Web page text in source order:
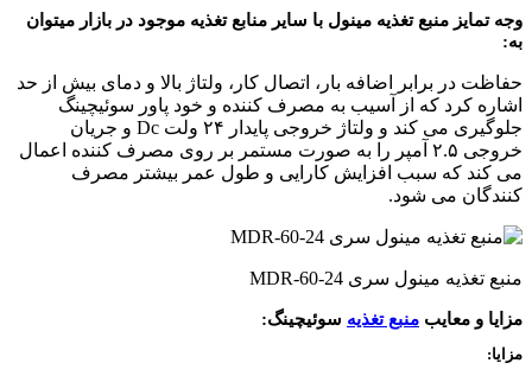
وجه تمایز منبع تغذیه مینول با سایر منابع تغذیه موجود در بازار میتوان
به:
حفاظت در برابر اضافه بار، اتصال کار، ولتاژ بالا و دمای بیش از حد
اشاره کرد که از آسیب به مصرف کننده و خود پاور سوئیچینگ
جلوگیری می کند و ولتاژ خروجی پایدار ۲۴ ولت Dc و جریان
خروجی ۲.۵ آمپر را به صورت مستمر بر روی مصرف کننده اعمال
می کند که سبب افزایش کارایی و طول عمر بیشتر مصرف
کنندگان می شود.
منبع تغذیه مینول سری MDR-60-24
مزایا و معایب منبع تغذیه سوئیچینگ:
مزایا: